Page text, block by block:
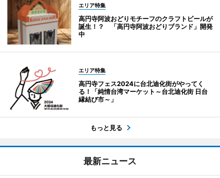
エリア特集
高円寺阿波おどりモチーフのクラフトビールが
誕生！？ 「高円寺阿波おどりブランド」開発
中
エリア特集
高円寺フェス2024に台北迪化街がやってく
る！「純情台湾マーケット～台北迪化街 日台
縁結び市～」
もっと見る
最新ニュース